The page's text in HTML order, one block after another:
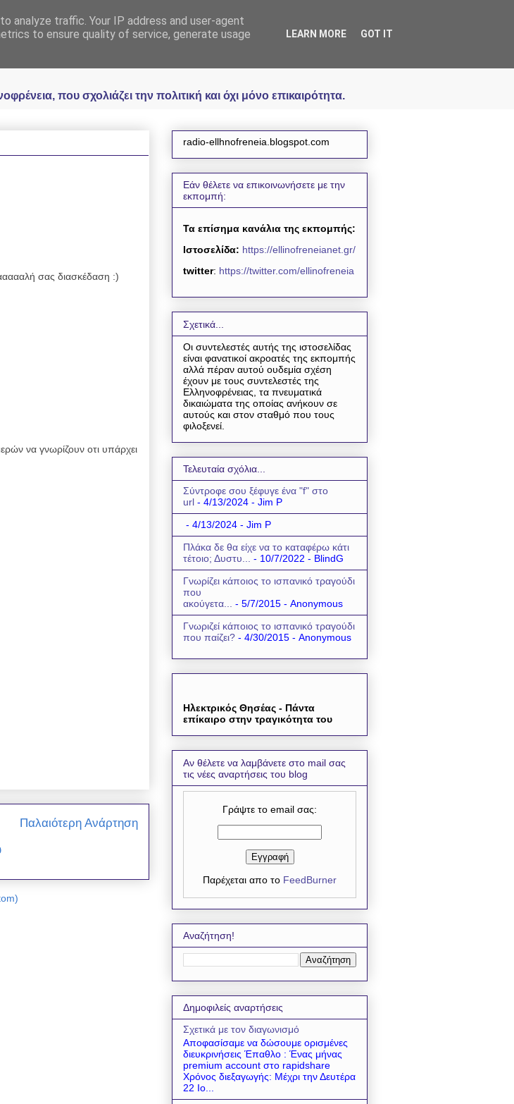
Unofficial
που σχολιάζει την πολιτική και όχι μόνο επικαιρότητα.
σας διασκέδαση :)
να γνωρίζουν οτι υπάρχει
Παλαιότερη Ανάρτηση
radio-ellhnofreneia.blogspot.com
Εάν θέλετε να επικοινωνήσετε με την
εκπομπή:
Τα επίσημα κανάλια της εκπομπής:
Ιστοσελίδα: https://ellinofreneianet.gr/
twitter: https://twitter.com/ellinofreneia
Σχετικά...
Οι συντελεστές αυτής της ιστοσελίδας
είναι φανατικοί ακροατές της εκπομπής
αλλά πέραν αυτού ουδεμία σχέση
έχουν με τους συντελεστές της
Ελληνοφρένειας, τα πνευματικά
δικαιώματα της οποίας ανήκουν σε
αυτούς και στον σταθμό που τους
φιλοξενεί.
Τελευταία σχόλια...
Σύντροφε σου ξέφυγε ένα "f" στο
url - 4/13/2024 - Jim P
- 4/13/2024 - Jim P
Πλάκα δε θα είχε να το καταφέρω κάτι
τέτοιο; Δυστυ...
- 10/7/2022 - BlindG
Γνωρίζει κάποιος το ισπανικό τραγούδι
που
ακούγετα...
- 5/7/2015 - Anonymous
Γνωριζεί κάποιος το ισπανικό τραγούδι
που παίζει? - 4/30/2015 - Anonymous
Ηλεκτρικός Θησέας - Πάντα
επίκαιρο στην τραγικότητα του
Αν θέλετε να λαμβάνετε στο mail σας
τις νέες αναρτήσεις του blog
Γράψτε το email σας:
Παρέχεται απο το FeedBurner
Αναζήτηση!
Δημοφιλείς αναρτήσεις
Σχετικά με τον διαγωνισμό
Αποφασίσαμε να δώσουμε ορισμένες
διευκρινήσεις Έπαθλο : Ένας μήνας
premium account στο rapidshare
Χρόνος διεξαγωγής: Μέχρι την Δευτέρα
22 Ιο...
analyze traffic. Your IP address and user-agent
to ensure quality of service, generate usage
LEARN MORE GOT IT